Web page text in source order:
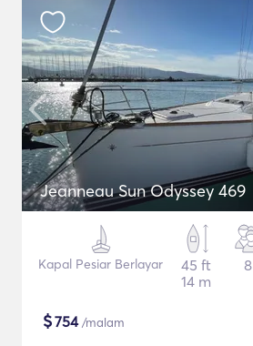
Jeanneau Sun Odyssey 469
Kapal Pesiar Berlayar
45 ft
14 m
8
$754/malam